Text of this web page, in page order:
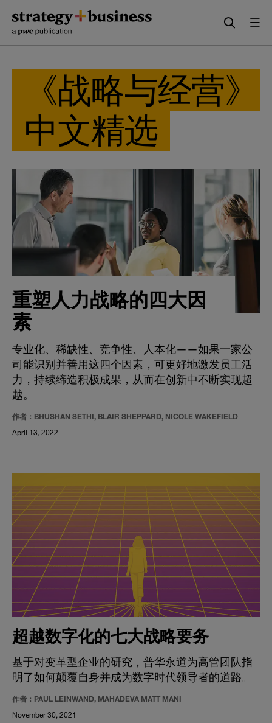
content
navigation
《战略与经营》
中文精选
重塑人力战略的四大因
素
专业化、稀缺性、竞争性、人本化——如果一家公
司能识别并善用这四个因素，可更好地激发员工活
力，持续缔造积极成果，从而在创新中不断实现超
越。
作者：BHUSHAN SETHI, BLAIR SHEPPARD, NICOLE WAKEFIELD
April 13, 2022
超越数字化的七大战略要务
基于对变革型企业的研究，普华永道为高管团队指
明了如何颠覆自身并成为数字时代领导者的道路。
作者：PAUL LEINWAND, MAHADEVA MATT MANI
November 30, 2021